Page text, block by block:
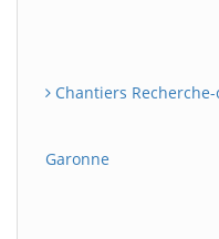
Chantiers
Garonne